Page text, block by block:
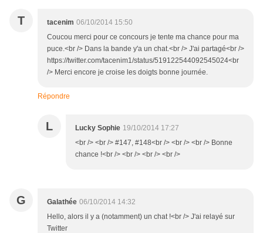
T tacenim 06/10/2014 15:50
Coucou merci pour ce concours je tente ma chance pour ma
puce.<br /> Dans la bande y'a un chat.<br /> J'ai partagé<br />
https://twitter.com/tacenim1/status/519122544092545024<br
/> Merci encore je croise les doigts bonne journée.
Répondre
L Lucky Sophie 19/10/2014 17:27
<br /> <br /> #147, #148<br /> <br /> <br /> Bonne
chance !<br /> <br /> <br /> <br />
G Galathée 06/10/2014 14:32
Hello, alors il y a (notamment) un chat !<br /> J'ai relayé sur
Twitter